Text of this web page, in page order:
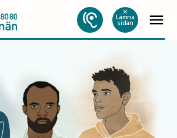
close
Lämna
sidan menu